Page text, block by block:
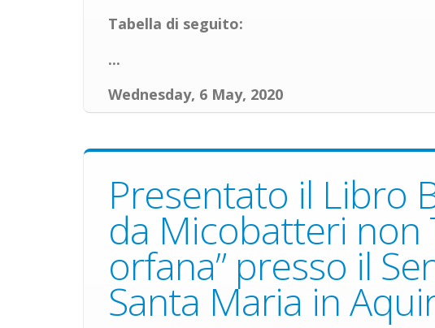
Tabella di seguito:
...
Wednesday, 6 May, 2020
Presentato il Libro
da Micobatteri non
orfana” presso il
Santa Maria in